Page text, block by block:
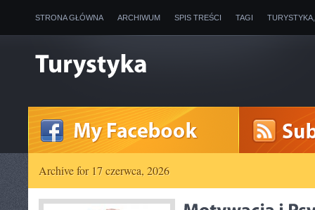
STRONA GŁÓWNA ARCHIWUM SPIS TREŚCI TAGI
Archive for 17 czerwca, 2026